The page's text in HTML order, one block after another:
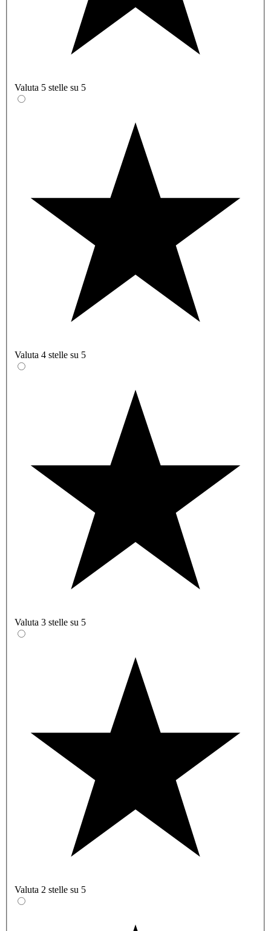
Valuta 5 stelle su 5
Valuta 4 stelle su 5
Valuta 3 stelle su 5
Valuta 2 stelle su 5